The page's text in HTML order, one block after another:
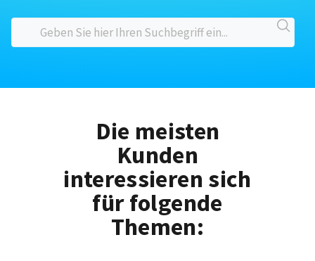
Die meisten
Kunden
interessieren sich
für folgende
Themen: